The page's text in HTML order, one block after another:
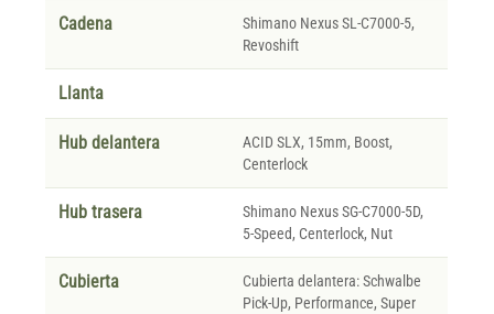
Cadena
Shimano Nexus SL-C7000-5,
Revoshift
Llanta
Hub delantera
ACID SLX, 15mm, Boost,
Centerlock
Hub trasera
Shimano Nexus SG-C7000-5D,
5-Speed, Centerlock, Nut
Cubierta
Cubierta delantera: Schwalbe
Pick-Up, Performance, Super